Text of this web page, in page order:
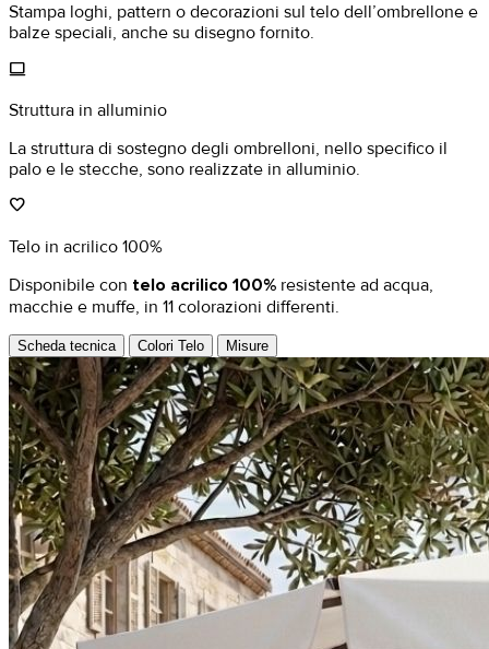
Stampa loghi, pattern o decorazioni sul telo dell’ombrellone e
balze speciali, anche su disegno fornito.
computer
Struttura in alluminio
La struttura di sostegno degli ombrelloni, nello specifico il
palo e le stecche, sono realizzate in alluminio.
favorite
Telo in acrilico 100%
Disponibile con telo acrilico 100% resistente ad acqua,
macchie e muffe, in 11 colorazioni differenti.
Scheda tecnica Colori Telo Misure